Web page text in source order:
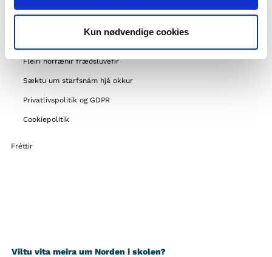
Kun nødvendige cookies
Fleiri norrænir fræðsluvefir
Sæktu um starfsnám hjá okkur
Privatlivspolitik og GDPR
Cookiepolitik
Fréttir
Viltu vita meira um Norden i skolen?